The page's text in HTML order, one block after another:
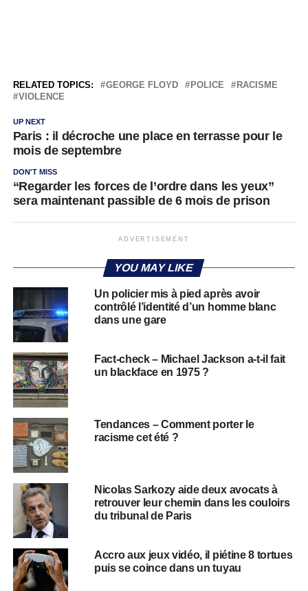
RELATED TOPICS: GEORGE FLOYD POLICE
RACISME
VIOLENCE
UP NEXT
Paris : il décroche une place en terrasse pour le
mois de septembre
DON'T MISS
“Regarder les forces de l’ordre dans les yeux”
sera maintenant passible de 6 mois de prison
ADVERTISEMENT
YOU MAY LIKE
Un policier mis à pied après avoir
contrôlé l’identité d’un homme blanc
dans une gare
Fact-check – Michael Jackson a-t-il fait
un blackface en 1975 ?
Tendances – Comment porter le
racisme cet été ?
Nicolas Sarkozy aide deux avocats à
retrouver leur chemin dans les couloirs
du tribunal de Paris
Accro aux jeux vidéo, il piétine 8 tortues
puis se coince dans un tuyau